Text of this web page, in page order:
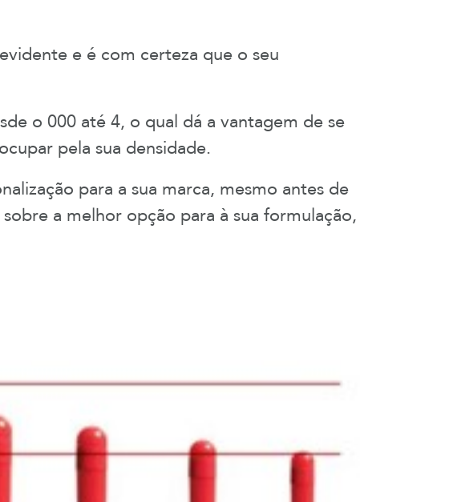
e é com certeza que o seu
o 000 até 4, o qual dá a vantagem de se
pela sua densidade.
para a sua marca, mesmo antes de
a melhor opção para à sua formulação,